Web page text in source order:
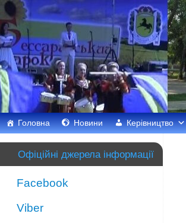
Головна Новини Керівництво
Офіційні джерела інформації
Facebook
Viber